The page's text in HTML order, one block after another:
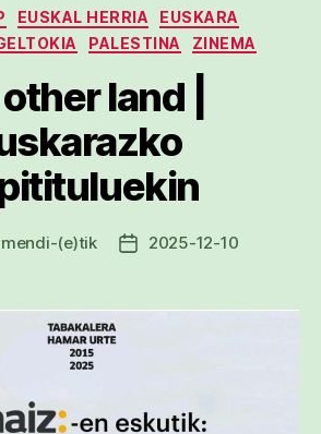
Kategoriak
EUSKAL HERRIA
EUSKARA
PALESTINA ZINEMA
land |
-(e)tik
Argitalpenaren
2025-12-10